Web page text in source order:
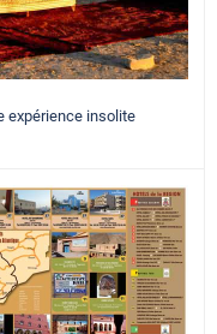
expérience insolite